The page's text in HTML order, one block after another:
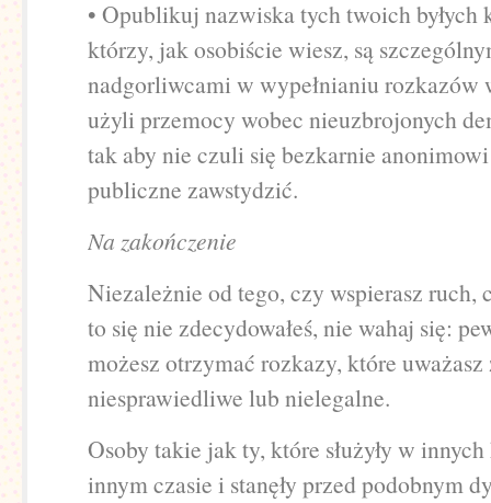
• Opublikuj nazwiska tych twoich byłych
którzy, jak osobiście wiesz, są
nadgorliwcami w wypełnianiu rozkazów
użyli przemocy wobec nieuzbrojonych
tak aby nie czuli się bezkarnie
publiczne zawstydzić.
Na zakończenie
Niezależnie od tego, czy wspierasz ruch,
to się nie zdecydowałeś, nie wahaj się:
możesz otrzymać rozkazy, które uważasz
niesprawiedliwe lub nielegalne.
Osoby takie jak ty, które służyły w
innym czasie i stanęły przed podobnym